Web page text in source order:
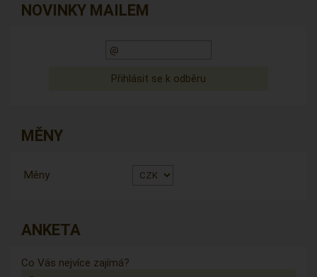
NOVINKY MAILEM
MĚNY
Měny
ANKETA
Co Vás nejvíce zajímá?